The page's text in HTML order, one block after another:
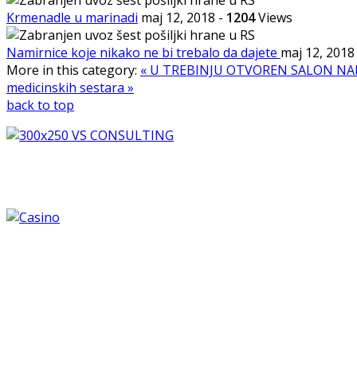
Krmenadle u marinadi maj 12, 2018 - 1204Views
Namirnice koje nikako ne bi trebalo da dajete maj 12, 2018
More in this category: « U TREBINJU OTVOREN SALON
medicinskih sestara »
back to top